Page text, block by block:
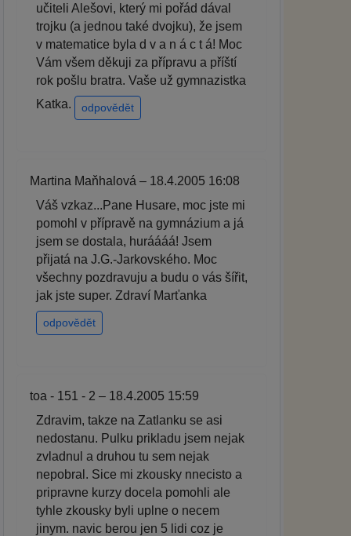
učiteli Alešovi, který mi pořád dával
trojku (a jednou také dvojku), že jsem
v matematice byla d v a n á c t á! Moc
Vám všem děkuji za přípravu a příští
rok pošlu bratra. Vaše už gymnazistka
Katka.
odpovědět
Martina Maňhalová – 18.4.2005 16:08
Váš vzkaz...Pane Husare, moc jste mi
pomohl v přípravě na gymnázium a já
jsem se dostala, huráááá! Jsem
přijatá na J.G.-Jarkovského. Moc
všechny pozdravuju a budu o vás šířit,
jak jste super. Zdraví Marťanka
odpovědět
toa - 151 - 2 – 18.4.2005 15:59
Zdravim, takze na Zatlanku se asi
nedostanu. Pulku prikladu jsem nejak
zvladnul a druhou tu sem nejak
nepobral. Sice mi zkousky nnecisto a
pripravne kurzy docela pomohli ale
tyhle zkousky byli uplne o necem
jinym. navic berou jen 5 lidi coz je